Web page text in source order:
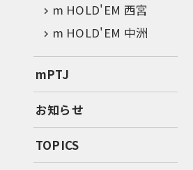
m HOLD'EM 西宮
m HOLD'EM 中洲
mPTJ
お知らせ
TOPICS